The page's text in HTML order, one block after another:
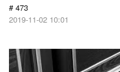
# 473
2019-11-02 10:01